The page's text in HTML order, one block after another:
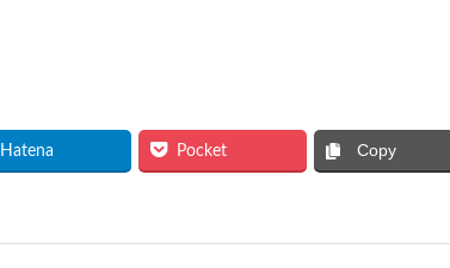
Hatena Pocket Copy